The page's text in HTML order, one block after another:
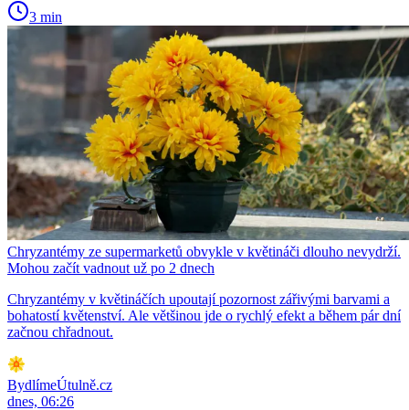
3 min
Chryzantémy ze supermarketů obvykle v květináči dlouho nevydrží.
Mohou začít vadnout už po 2 dnech
Chryzantémy v květináčích upoutají pozornost zářivými barvami a
bohatostí květenství. Ale většinou jde o rychlý efekt a během pár dní
začnou chřadnout.
BydlímeÚtulně.cz
dnes, 06:26